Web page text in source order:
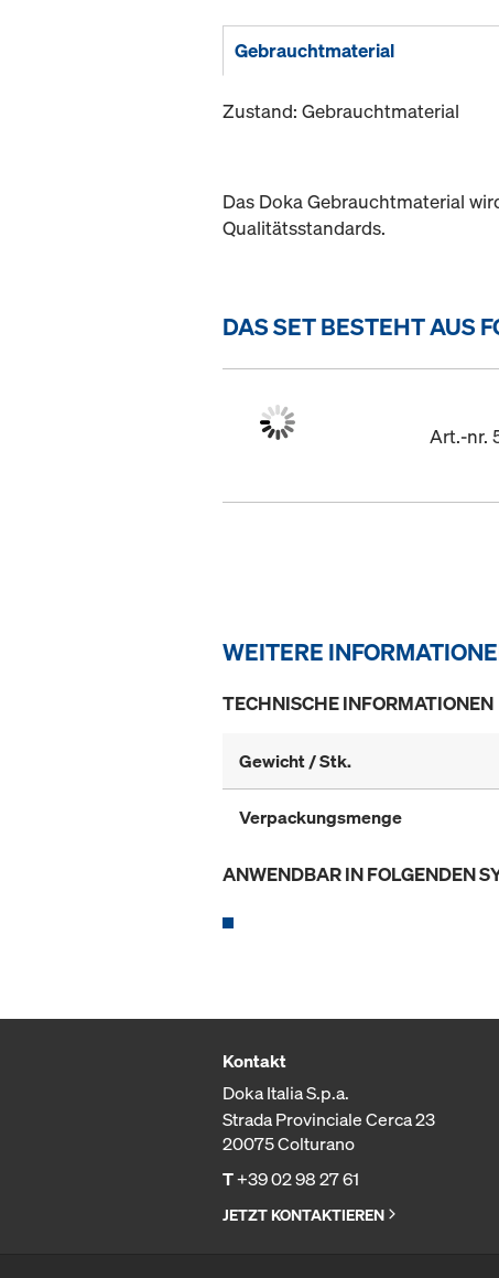
Gebrauchtmaterial
Zustand: Gebrauchtmaterial
Das Doka Gebrauchtmaterial
Qualitätsstandards.
DAS SET BESTEHT AUS
Art.-nr.
WEITERE
TECHNISCHE INFORMATIONEN
Gewicht / Stk.
Verpackungsmenge
ANWENDBAR IN FOLGENDEN
Kontakt
Doka Italia S.p.a.
Strada Provinciale Cerca 23
20075 Colturano
T+39 02 98 27 61
JETZT KONTAKTIEREN